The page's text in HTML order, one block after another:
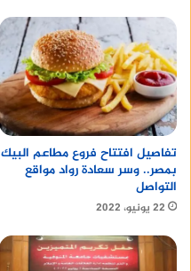
تفاصيل افتتاح فروع مطاعم البيك
بمصر.. وسر سعادة رواد مواقع
التواصل
22 يونيو، 2022